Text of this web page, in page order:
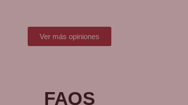
Ver más opiniones
FAQS